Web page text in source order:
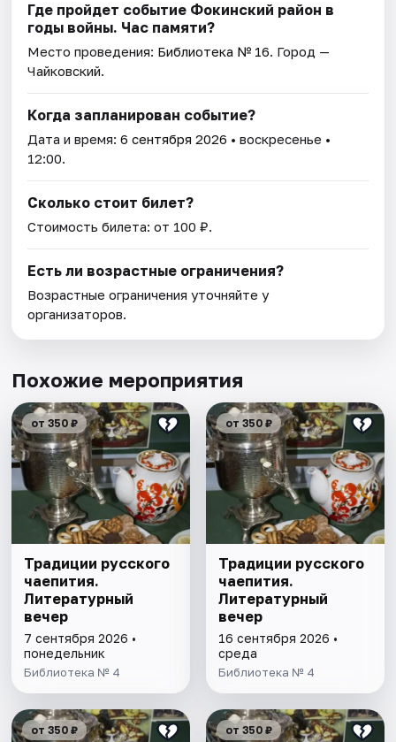
Где пройдет событие Фокинский район в
годы войны. Час памяти?
Место проведения: Библиотека № 16. Город —
Чайковский.
Когда запланирован событие?
Дата и время:6 сентября 2026 • воскресенье •
12:00.
Сколько стоит билет?
Стоимость билета: от 100 ₽.
Есть ли возрастные ограничения?
Возрастные ограничения уточняйте у
организаторов.
Похожие мероприятия
от 350 ₽
Традиции русского
чаепития.
Литературный
вечер
7 сентября 2026 •
понедельник
Библиотека № 4
от 350 ₽
Традиции русского
чаепития.
Литературный
вечер
16 сентября 2026 •
среда
Библиотека № 4
от 350 ₽ от 350 ₽